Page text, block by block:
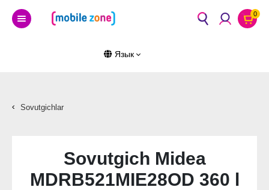
0
Язык
Sovutgichlar
Sovutgich Midea
MDRB521MIE28OD 360 l